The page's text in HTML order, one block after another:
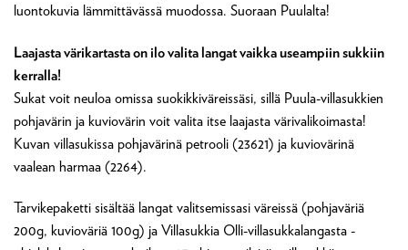
luontokuvia lämmittävässä muodossa. Suoraan Puulalta!
Laajasta värikartasta on ilo valita langat vaikka useampiin sukkiin
kerralla!
Sukat voit neuloa omissa suokikkiväreissäsi, sillä Puula-villasukkien
pohjavärin ja kuviovärin voit valita itse laajasta värivalikoimasta!
Kuvan villasukissa pohjavärinä petrooli (23621) ja kuviovärinä
vaalean harmaa (2264).
Tarvikepaketti sisältää langat valitsemissasi väreissä (pohjaväriä
200g, kuvioväriä 100g) ja Villasukkia Olli-villasukkalangasta -